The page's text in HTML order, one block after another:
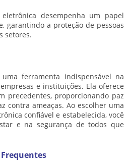
desempenha um papel
garantindo a proteção de pessoas
setores.
ferramenta indispensável na
e instituições. Ela oferece
precedentes, proporcionando paz
contra ameaças. Ao escolher uma
confiável e estabelecida, você
e na segurança de todos que